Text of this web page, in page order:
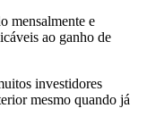
mensalmente e
ao ganho de
investidores
mesmo quando já